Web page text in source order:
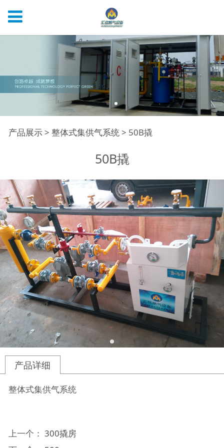
50B撬
产品展示> 整体式集供气系统> 50B撬
50B撬
产品详细
整体式集供气系统
上一个： 300撬房